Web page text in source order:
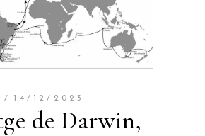
14/12/2023
de Darwin,